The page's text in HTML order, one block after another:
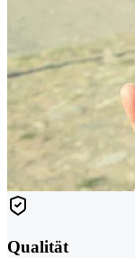
Qualität